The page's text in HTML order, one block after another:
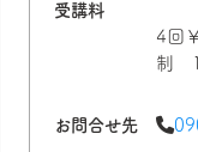
受講料
4回
制
お問合せ先